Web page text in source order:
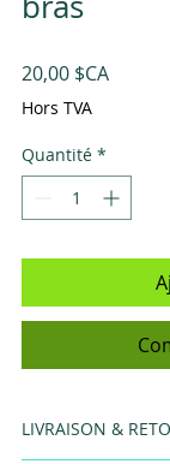
20,00 $CAPrix
Hors TVA
Quantité *
LIVRAISON &